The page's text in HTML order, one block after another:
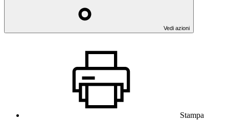
Vedi azioni
Stampa